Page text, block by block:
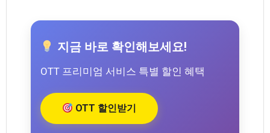
지금 바로 확인해보세요!
OTT 프리미엄 서비스 특별 할인 혜택
OTT 할인받기